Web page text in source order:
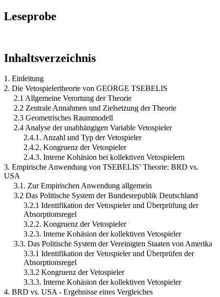
Leseprobe
Inhaltsverzeichnis
1. Einleitung
2. Die Vetospielertheorie von GEORGE TSEBELIS
2.1 Allgemeine Verortung der Theorie
2.2 Zentrale Annahmen und Zielsetzung der Theorie
2.3 Geometrisches Raummodell
2.4 Analyse der unabhängigen Variable Vetospieler
2.4.1. Anzahl und Typ der Vetospieler
2.4.2. Kongruenz der Vetospieler
2.4.3. Interne Kohäsion bei kollektiven Vetospielern
3. Empirische Anwendung von TSEBELIS’ Theorie: BRD vs.
USA
3.1. Zur Empirischen Anwendung allgemein
3.2 Das Politische System der Bundesrepublik Deutschland
3.2.1 Identifikation der Vetospieler und Überprüfung der
Absorptionsregel
3.2.2. Kongruenz der Vetospieler
3.2.3. Interne Kohäsion der kollektiven Vetospieler
3.3. Das Politische System der Vereinigten Staaten von Amerika
3.3.1 Identifikation der Vetospieler und Überprüfen der
Absorptionsregel
3.3.2 Kongruenz der Vetospieler
3.3.3. Interne Kohäsion der kollektiven Vetospieler
4. BRD vs. USA - Ergebnisse eines Vergleiches